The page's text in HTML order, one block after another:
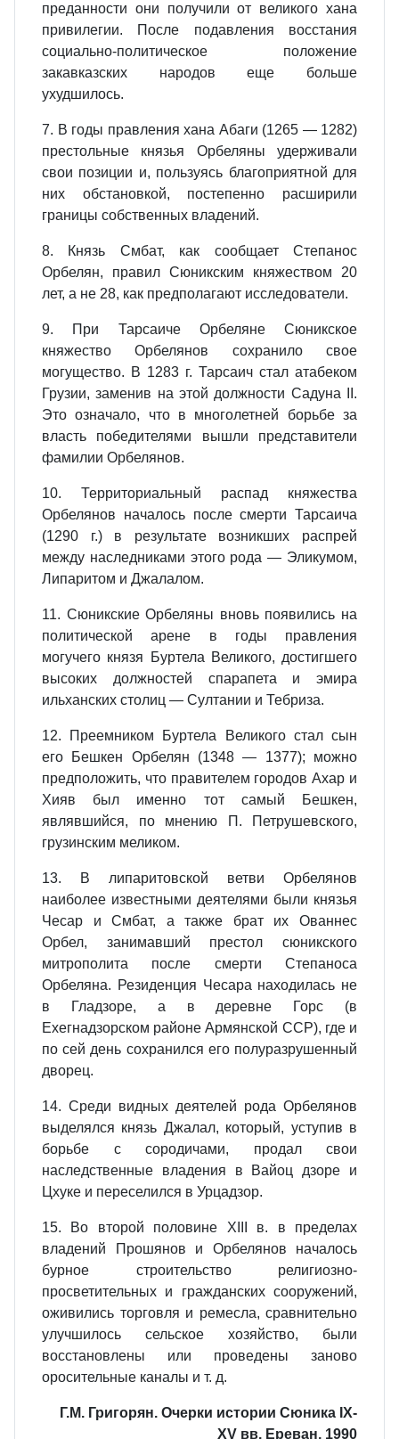
преданности они получили от великого хана
привилегии. После подавления восстания
социально-политическое положение
закавказских народов еще больше
ухудшилось.
7. В годы правления хана Абаги (1265 — 1282)
престольные князья Орбеляны удерживали
свои позиции и, пользуясь благоприятной для
них обстановкой, постепенно расширили
границы собственных владений.
8. Князь Смбат, как сообщает Степанос
Орбелян, правил Сюникским княжеством 20
лет, а не 28, как предполагают исследователи.
9. При Тарсаиче Орбеляне Сюникское
княжество Орбелянов сохранило свое
могущество. В 1283 г. Тарсаич стал атабеком
Грузии, заменив на этой должности Садуна II.
Это означало, что в многолетней борьбе за
власть победителями вышли представители
фамилии Орбелянов.
10. Территориальный распад княжества
Орбелянов началось после смерти Тарсаича
(1290 г.) в результате возникших распрей
между наследниками этого рода — Эликумом,
Липаритом и Джалалом.
11. Сюникские Орбеляны вновь появились на
политической арене в годы правления
могучего князя Буртела Великого, достигшего
высоких должностей спарапета и эмира
ильханских столиц — Султании и Тебриза.
12. Преемником Буртела Великого стал сын
его Бешкен Орбелян (1348 — 1377); можно
предположить, что правителем городов Ахар и
Хияв был именно тот самый Бешкен,
являвшийся, по мнению П. Петрушевского,
грузинским меликом.
13. В липаритовской ветви Орбелянов
наиболее известными деятелями были князья
Чесар и Смбат, а также брат их Ованнес
Орбел, занимавший престол сюникского
митрополита после смерти Степаноса
Орбеляна. Резиденция Чесара находилась не
в Гладзоре, а в деревне Горс (в
Ехегнадзорском районе Армянской ССР), где и
по сей день сохранился его полуразрушенный
дворец.
14. Среди видных деятелей рода Орбелянов
выделялся князь Джалал, который, уступив в
борьбе с сородичами, продал свои
наследственные владения в Вайоц дзоре и
Цхуке и переселился в Урцадзор.
15. Во второй половине XIII в. в пределах
владений Прошянов и Орбелянов началось
бурное строительство религиозно-
просветительных и гражданских сооружений,
оживились торговля и ремесла, сравнительно
улучшилось сельское хозяйство, были
восстановлены или проведены заново
оросительные каналы и т. д.
Г.М. Григорян. Очерки истории Сюника IX-
XV вв. Ереван, 1990